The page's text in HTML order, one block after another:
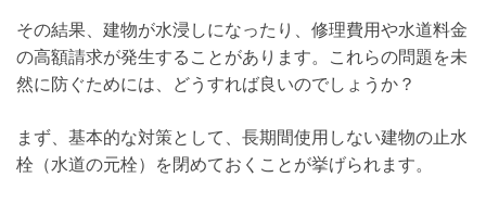
その結果、建物が水浸しになったり、修理費用や水道料金
の高額請求が発生することがあります。これらの問題を未
然に防ぐためには、どうすれば良いのでしょうか？
まず、基本的な対策として、長期間使用しない建物の止水
栓（水道の元栓）を閉めておくことが挙げられます。